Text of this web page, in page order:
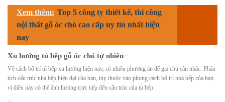
Xem thêm: Top 5 công ty thiết kế, thi công
nội thất gỗ óc chó cao cấp uy tín nhất hiện
nay
Xu hướng tủ bếp gỗ óc chó tự nhiên
Về cách bố trí tủ bếp xu hướng hiện nay, có nhiều phương án để gia chủ cân nhắc. Phân
tích cấu trúc nhà bếp hiện đại của bạn, tùy thuộc vào phong cách bố trí nhà bếp của bạn
vì điều này có thể ảnh hưởng trực tiếp đến cấu trúc của tủ bếp.